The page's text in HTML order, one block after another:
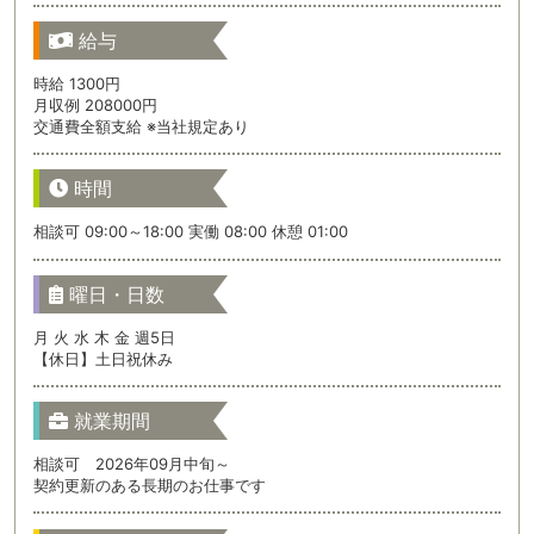
給与
時給 1300円
月収例 208000円
交通費全額支給 ※当社規定あり
時間
相談可 09:00～18:00 実働 08:00 休憩 01:00
曜日・日数
月 火 水 木 金 週5日
【休日】土日祝休み
就業期間
相談可 2026年09月中旬～
契約更新のある長期のお仕事です